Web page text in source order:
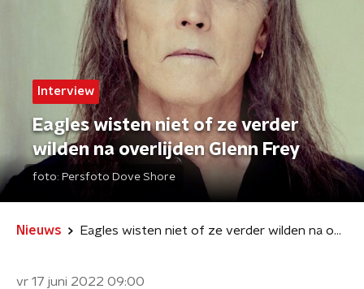
Interview
Eagles wisten niet of ze verder
wilden na overlijden Glenn Frey
foto: Persfoto Dove Shore
Nieuws Eagles wisten niet of ze verder wilden na overlijden Glenn Frey
vr 17 juni 2022 09:00